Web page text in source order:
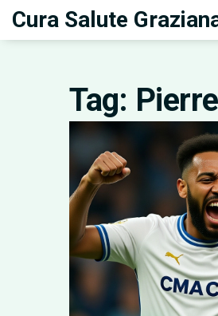
Cura Salute
Tag: